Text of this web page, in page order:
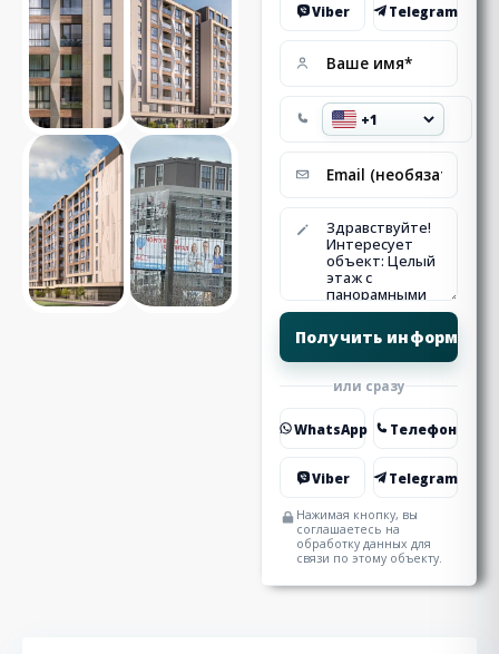
Viber Telegram
или сразу
WhatsApp Телефон
Viber Telegram
Нажимая кнопку, вы
соглашаетесь на
обработку данных для
связи по этому объекту.